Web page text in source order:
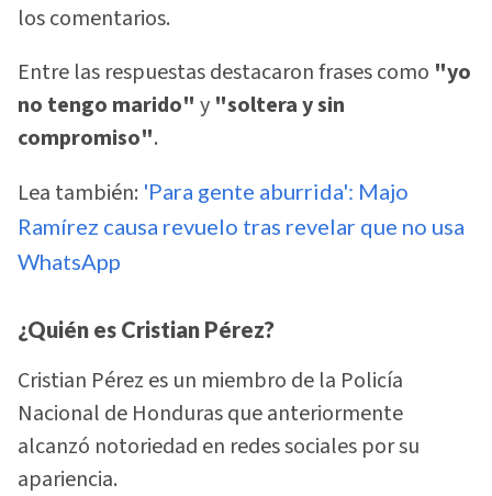
los comentarios.
Entre las respuestas destacaron frases como "yo
no tengo marido" y "soltera y sin
compromiso".
Lea también: 'Para gente aburrida': Majo
Ramírez causa revuelo tras revelar que no usa
WhatsApp
¿Quién es Cristian Pérez?
Cristian Pérez es un miembro de la Policía
Nacional de Honduras que anteriormente
alcanzó notoriedad en redes sociales por su
apariencia.